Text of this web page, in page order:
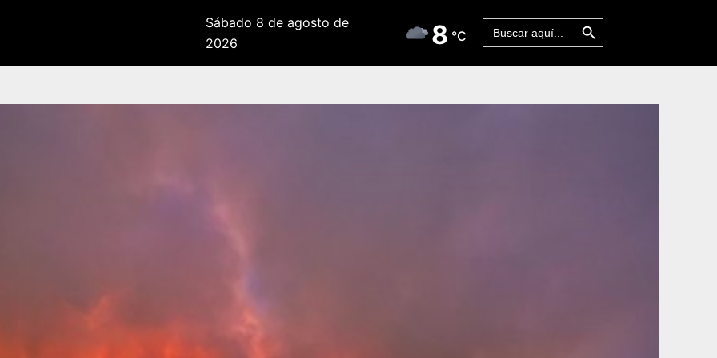
Sábado 8 de agosto de
2026
8 °C
Buscar: Botón de búsqueda